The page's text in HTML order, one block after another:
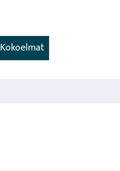
Kokoelmat